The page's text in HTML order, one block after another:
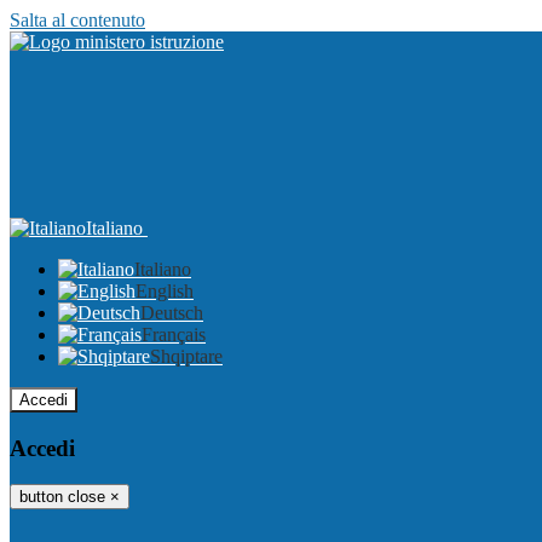
Salta al contenuto
Italiano
Italiano
English
Deutsch
Français
Shqiptare
Accedi
Accedi
button close ×